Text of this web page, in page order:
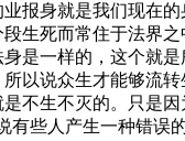
身就是我们现在的
生死而常住于法界之
一样的，这个就是
以说众生才能够流
不生不灭的。只是
有些人产生一种错